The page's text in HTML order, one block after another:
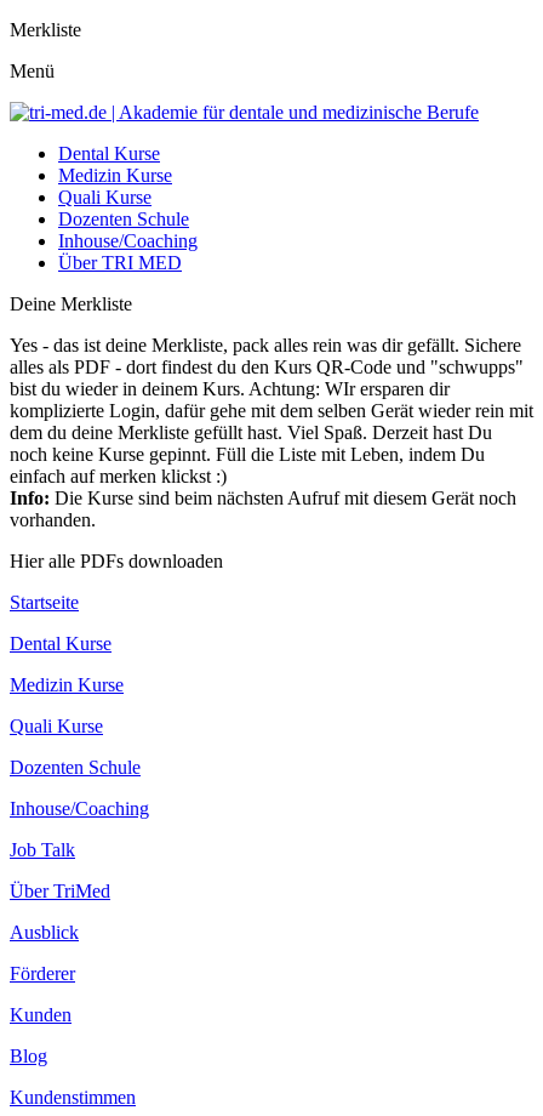
Merkliste
Menü
Dental Kurse
Medizin Kurse
Quali Kurse
Dozenten Schule
Inhouse/Coaching
Über TRI MED
Deine Merkliste
Yes - das ist deine Merkliste, pack alles rein was dir gefällt. Sichere
alles als PDF - dort findest du den Kurs QR-Code und "schwupps"
bist du wieder in deinem Kurs. Achtung: WIr ersparen dir
komplizierte Login, dafür gehe mit dem selben Gerät wieder rein mit
dem du deine Merkliste gefüllt hast. Viel Spaß. Derzeit hast Du
noch keine Kurse gepinnt. Füll die Liste mit Leben, indem Du
einfach auf merken klickst :)
Info: Die Kurse sind beim nächsten Aufruf mit diesem Gerät noch
vorhanden.
Hier alle PDFs downloaden
Startseite
Dental Kurse
Medizin Kurse
Quali Kurse
Dozenten Schule
Inhouse/Coaching
Job Talk
Über TriMed
Ausblick
Förderer
Kunden
Blog
Kundenstimmen